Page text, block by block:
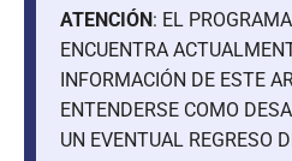
ATENCIÓN: EL PROGRAMA
ENCUENTRA
INFORMACIÓN DE ESTE
ENTENDERSE COMO
UN EVENTUAL REGRESO